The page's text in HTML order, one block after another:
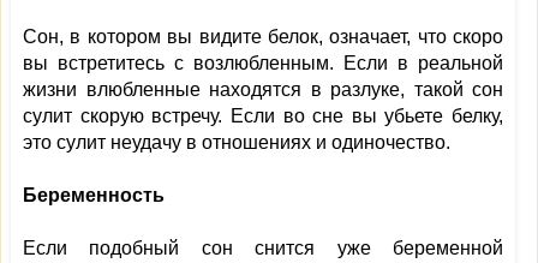
Сон, в котором вы видите белок, означает, что скоро
вы встретитесь с возлюбленным. Если в реальной
жизни влюбленные находятся в разлуке, такой сон
сулит скорую встречу. Если во сне вы убьете белку,
это сулит неудачу в отношениях и одиночество.
Беременность
Если подобный сон снится уже беременной